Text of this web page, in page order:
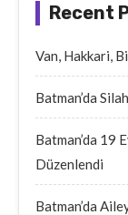
Recent
Van, Hakkari,
Batman’da
Batman’da 19
Düzenlendi
Batman’da